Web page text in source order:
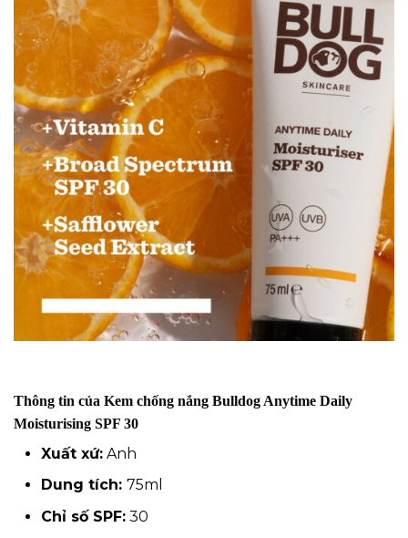
Thông tin của Kem chống nắng Bulldog Anytime Daily
Moisturising SPF 30
Xuất xứ: Anh
Dung tích: 75ml
Chỉ số SPF: 30